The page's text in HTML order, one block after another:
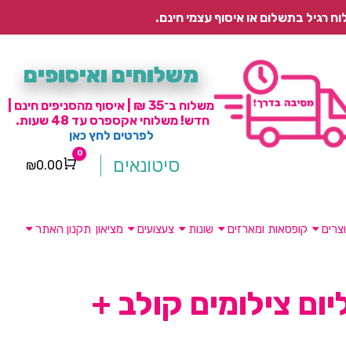
משלוחים ואיסופים
משלוח ב־35 ₪ | איסוף מהסניפים חינם |
חדש! משלוחי אקספרס עד 48 שעות.
לפרטים לחץ כאן
סיטונאים Cart
0
₪0.00
קופסאות ומארזים שונות צעצועים מציאון תקנון האתר
צילומים קולב +